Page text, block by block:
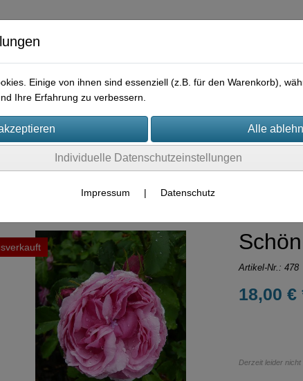
Praktisches Hilfreiches Rechtliches Kontakt
Artikel-Nr.: 478
18,00 €
Derzeit leider
Einige von ihnen sind essenziell (z.B. für den Warenkorb),
Ihre Erfahrung zu verbessern.
Individuelle Datenschutzeinstellungen
Impressum | Datenschutz